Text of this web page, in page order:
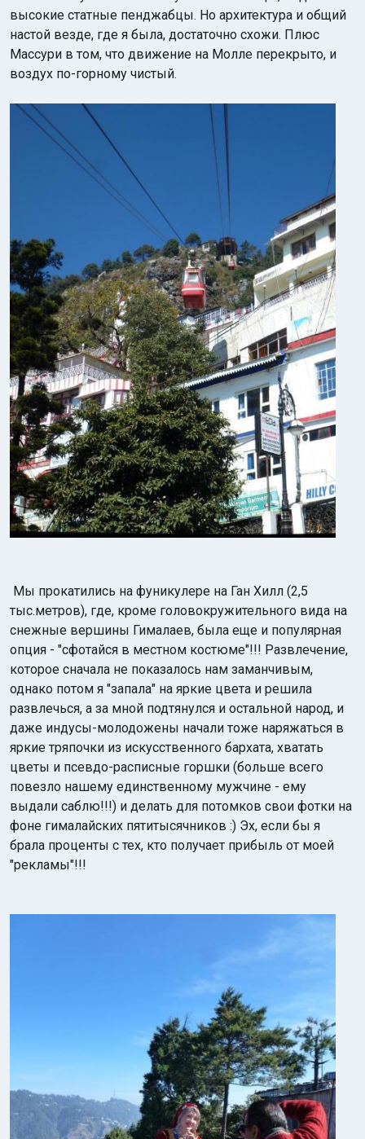
высокие статные пенджабцы. Но архитектура и общий
настой везде, где я была, достаточно схожи. Плюс
Массури в том, что движение на Молле перекрыто, и
воздух по-горному чистый.
Мы прокатились на фуникулере на Ган Хилл (2,5
тыс.метров), где, кроме головокружительного вида на
снежные вершины Гималаев, была еще и популярная
опция - "сфотайся в местном костюме"!!! Развлечение,
которое сначала не показалось нам заманчивым,
однако потом я "запала" на яркие цвета и решила
развлечься, а за мной подтянулся и остальной народ, и
даже индусы-молодожены начали тоже наряжаться в
яркие тряпочки из искусственного бархата, хватать
цветы и псевдо-расписные горшки (больше всего
повезло нашему единственному мужчине - ему
выдали саблю!!!) и делать для потомков свои фотки на
фоне гималайских пятитысячников :) Эх, если бы я
брала проценты с тех, кто получает прибыль от моей
"рекламы"!!!